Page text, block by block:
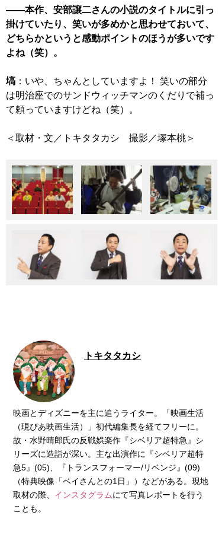
――本作、安部譲二さんの小説のタイトルに引っ
掛けていたり、笑いが多めかと思わせておいて、
どちらかというと感動ポイントのほうが多いです
よね（笑）。
塙 ：いや、ちゃんとしていますよ！ 笑いの部分
は明治座でのサンドウィッチマンのくだりで補っ
て頼っていますけどね（笑）。
＜取材・文／トキタタカシ 撮影／塚本桃＞
トキタタカシ
映画とディズニーを主に追うライター。「映画生活
（現ぴあ映画生活）」初代編集長を経てフリーに。
故・水野晴郎氏の反戦娯楽作『シベリア超特急』シ
リーズに造詣が深い。主な出演作に『シベリア超特
急5』(05)、『トランスフォーマー/リベンジ』(09)
（特典映像「ベイさんとの1日」）などがある。現地
取材の際、 インスタグラムにて写真レポートを行う
ことも。